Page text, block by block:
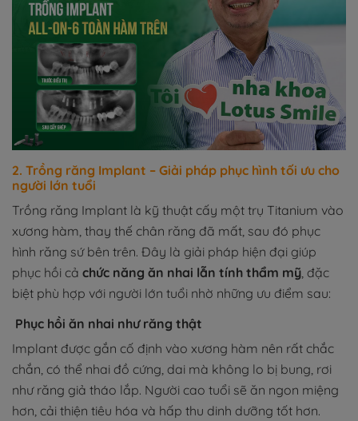
2. Trồng răng Implant – Giải pháp phục hình tối ưu cho
người lớn tuổi
Trồng răng Implant là kỹ thuật cấy một trụ Titanium vào
xương hàm, thay thế chân răng đã mất, sau đó phục
hình răng sứ bên trên. Đây là giải pháp hiện đại giúp
phục hồi cả chức năng ăn nhai lẫn tính thẩm mỹ , đặc
biệt phù hợp với người lớn tuổi nhờ những ưu điểm sau:
Phục hồi ăn nhai như răng thật
Implant được gắn cố định vào xương hàm nên rất chắc
chắn, có thể nhai đồ cứng, dai mà không lo bị bung, rơi
như răng giả tháo lắp. Người cao tuổi sẽ ăn ngon miệng
hơn, cải thiện tiêu hóa và hấp thu dinh dưỡng tốt hơn.